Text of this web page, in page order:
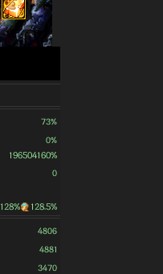
73%
0%
196504160%
0
128% 128.5%
4806
4881
3470